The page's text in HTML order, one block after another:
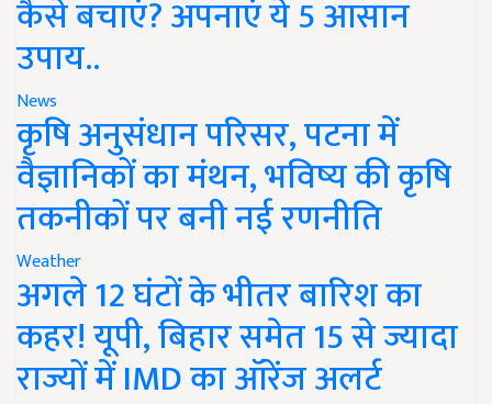
कैसे बचाएं? अपनाएं ये 5 आसान
उपाय..
News
कृषि अनुसंधान परिसर, पटना में
वैज्ञानिकों का मंथन, भविष्य की कृषि
तकनीकों पर बनी नई रणनीति
Weather
अगले 12 घंटों के भीतर बारिश का
कहर! यूपी, बिहार समेत 15 से ज्यादा
राज्यों में IMD का ऑरेंज अलर्ट